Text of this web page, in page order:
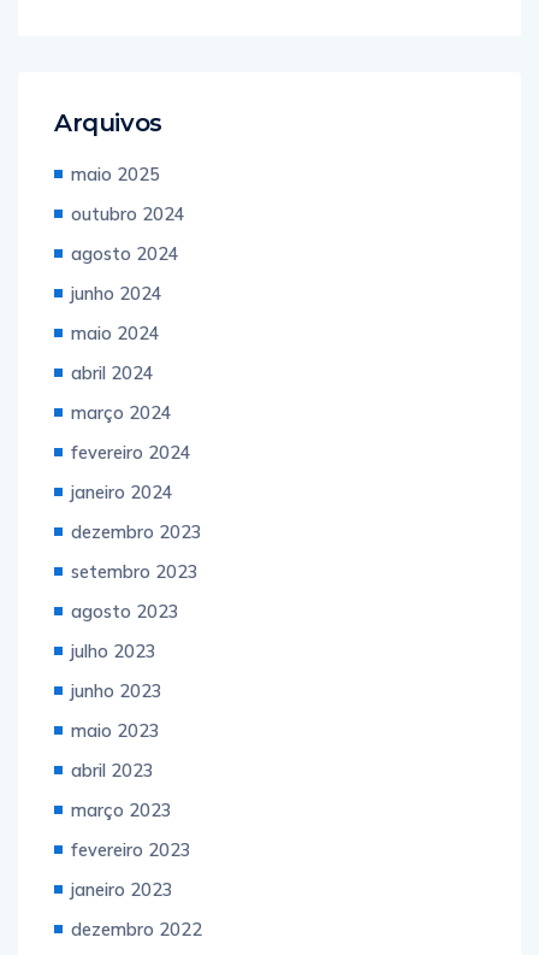
Arquivos
maio 2025
outubro 2024
agosto 2024
junho 2024
maio 2024
abril 2024
março 2024
fevereiro 2024
janeiro 2024
dezembro 2023
setembro 2023
agosto 2023
julho 2023
junho 2023
maio 2023
abril 2023
março 2023
fevereiro 2023
janeiro 2023
dezembro 2022